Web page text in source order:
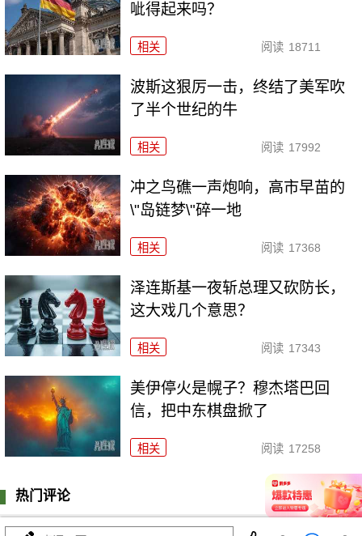
呲得起来吗？
相关 阅读 18711
波斯这狠厉一击，终结了美军吹
了半个世纪的牛
相关 阅读 17992
冲之鸟礁一声炮响，高市早苗的
\"岛链梦\"碎一地
相关 阅读 17368
泽连斯基一夜斩总理又砍防长，
这大戏几个意思？
相关 阅读 17343
美伊停火是幌子？穆杰塔巴回
信，把中东棋盘掀了
相关 阅读 17258
热门评论
0 条评论 登陆